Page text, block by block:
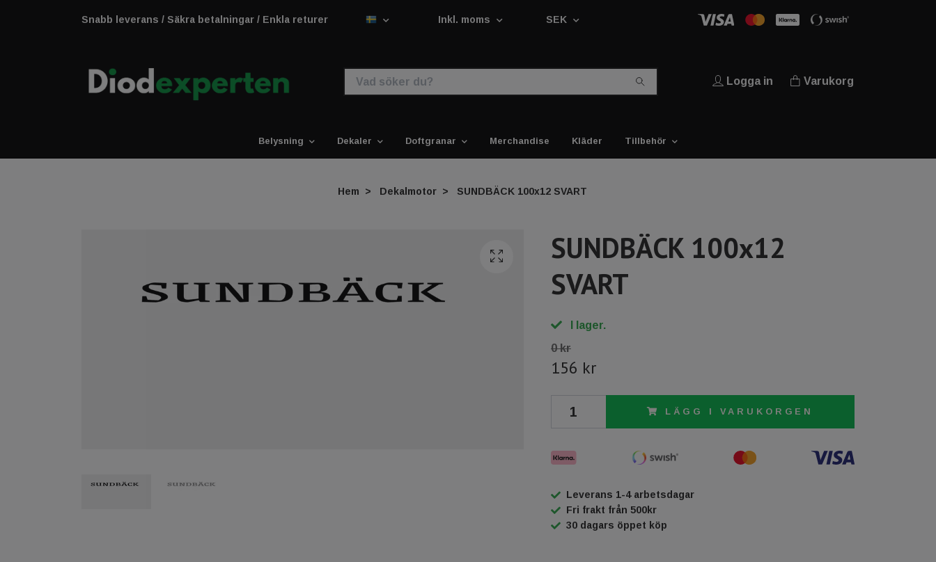
Snabb leverans / Säkra betalningar / Enkla returer Inkl. moms SEK
Logga in Varukorg
Belysning Dekaler Doftgranar Merchandise Kläder Tillbehör
Hem Dekalmotor SUNDBÄCK 100x12 SVART
SUNDBÄCK 100x12
SVART
I lager.
0 kr
156 kr
LÄGG I VARUKORGEN
Leverans 1-4 arbetsdagar
Fri frakt från 500kr
30 dagars öppet köp